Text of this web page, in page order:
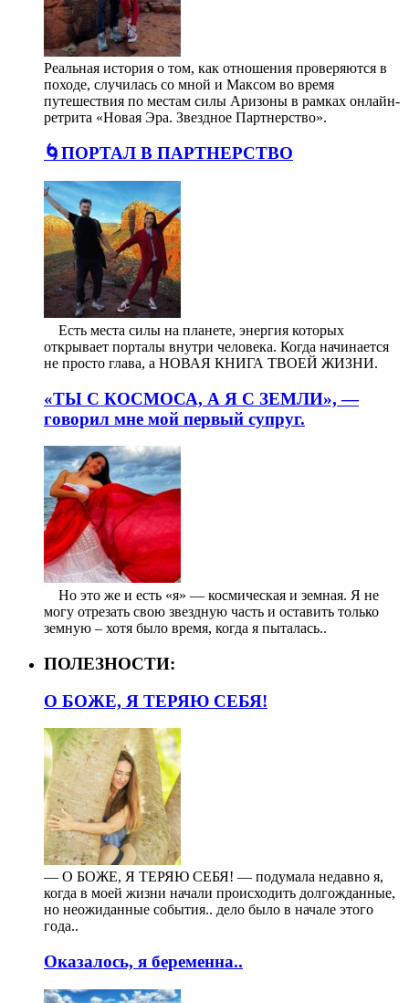
Реальная история о том, как отношения проверяются в
походе, случилась со мной и Максом во время
путешествия по местам силы Аризоны в рамках онлайн-
ретрита «Новая Эра. Звездное Партнерство».
🌀ПОРТАЛ В ПАРТНЕРСТВО
⠀ Есть места силы на планете, энергия которых
открывает порталы внутри человека. Когда начинается
не просто глава, а НОВАЯ КНИГА ТВОЕЙ ЖИЗНИ.
«ТЫ С КОСМОСА, А Я С ЗЕМЛИ», —
говорил мне мой первый супруг.
⠀ Но это же и есть «я» — космическая и земная. Я не
могу отрезать свою звездную часть и оставить только
земную – хотя было время, когда я пыталась..
ПОЛЕЗНОСТИ:
О БОЖЕ, Я ТЕРЯЮ СЕБЯ!
— О БОЖЕ, Я ТЕРЯЮ СЕБЯ! — подумала недавно я,
когда в моей жизни начали происходить долгожданные,
но неожиданные события.. дело было в начале этого
года..
Оказалось, я беременна..